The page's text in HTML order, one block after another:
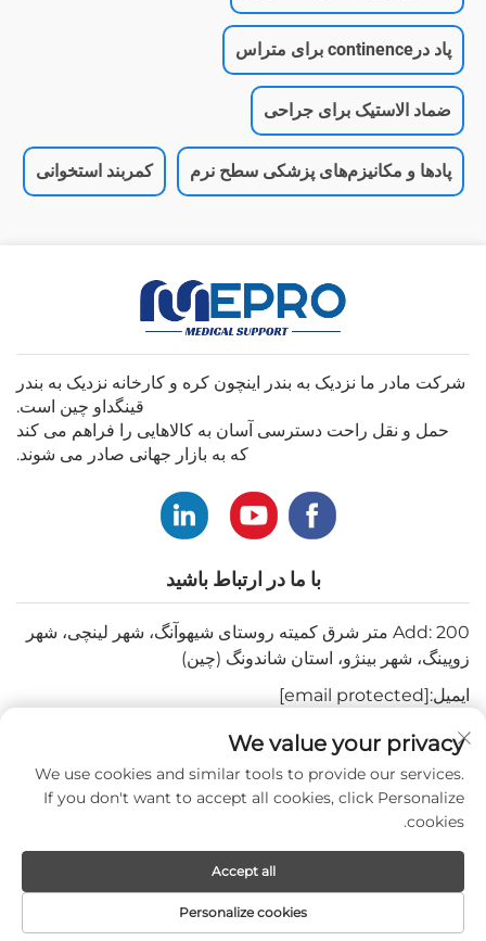
پاد درcontinence برای متراس
ضماد الاستیک برای جراحی
پادها و مکانیزم‌های پزشکی سطح نرم کمربند استخوانی
شرکت مادر ما نزدیک به بندر اینچون کره و کارخانه نزدیک به بندر
قینگداو چین است.
حمل و نقل راحت دسترسی آسان به کالاهایی را فراهم می کند
که به بازار جهانی صادر می شوند.
با ما در ارتباط باشید
Add: 200 متر شرق کمیته روستای شیهوآنگ، شهر لینچی، شهر
زوپینگ، شهر بینژو، استان شاندونگ (چین)
ایمیل:[email protected]
تلفن:
تلفن:+86-15564344404
واتساپ:+82-1022396668
We value your privacy
We use cookies and similar tools to provide our services.
If you don't want to accept all cookies, click Personalize
cookies.
Personalize cookies
Accept all